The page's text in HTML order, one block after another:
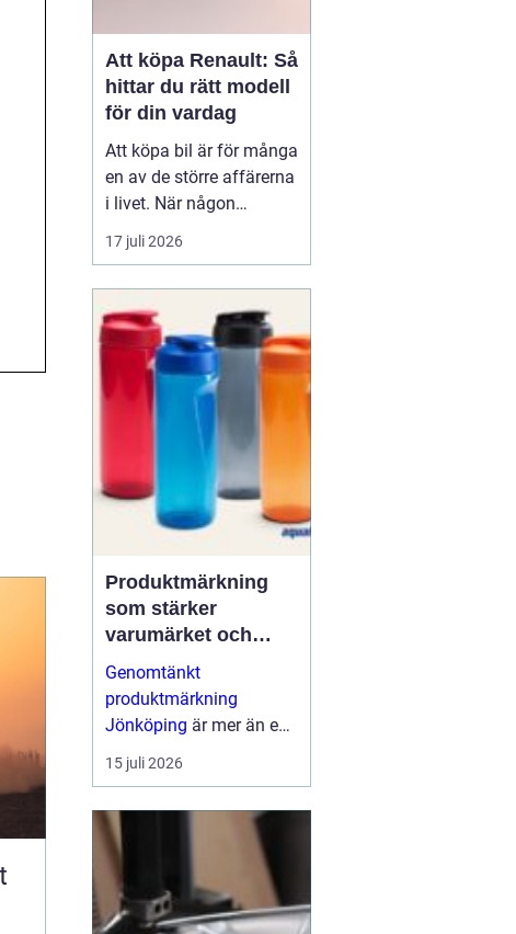
Att köpa Renault: Så
hittar du rätt modell
för din vardag
Att köpa bil är för många
en av de större affärerna
i livet. När någon
funderar på att köpa
Renault Skåne
17 juli 2026
Produktmärkning
som stärker
varumärket och
förenklar vardagen
Genomtänkt
produktmärkning
Jönköping är mer än en
etikett på en produkt.
Den guidar användaren,
15 juli 2026